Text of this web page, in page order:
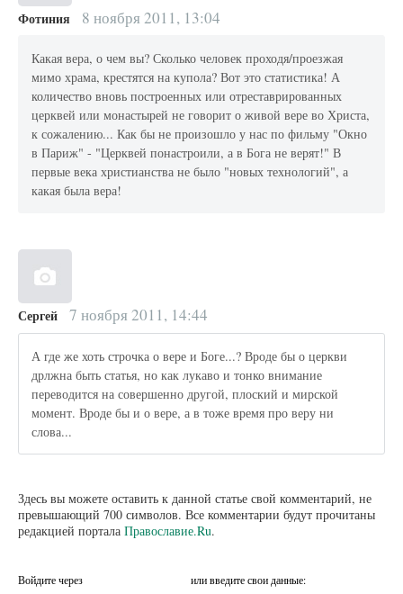
Фотиния 8 ноября 2011, 13:04
Какая вера, о чем вы? Сколько человек проходя/проезжая
мимо храма, крестятся на купола? Вот это статистика! А
количество вновь построенных или отреставрированных
церквей или монастырей не говорит о живой вере во Христа,
к сожалению... Как бы не произошло у нас по фильму "Окно
в Париж" - "Церквей понастроили, а в Бога не верят!" В
первые века христианства не было "новых технологий", а
какая была вера!
Сергей 7 ноября 2011, 14:44
А где же хоть строчка о вере и Боге...? Вроде бы о церкви
дрлжна быть статья, но как лукаво и тонко внимание
переводится на совершенно другой, плоский и мирской
момент. Вроде бы и о вере, а в тоже время про веру ни
слова...
Здесь вы можете оставить к данной статье свой комментарий, не
превышающий 700 символов. Все комментарии будут прочитаны
редакцией портала Православие.Ru.
Войдите через или введите свои данные: